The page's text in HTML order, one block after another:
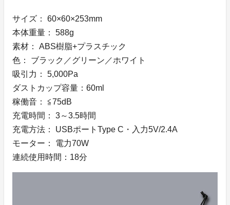
サイズ： 60×60×253mm
本体重量： 588g
素材： ABS樹脂+プラスチック
色： ブラック／グリーン／ホワイト
吸引力： 5,000Pa
ダストカップ容量：60ml
稼働音： ≦75dB
充電時間： 3～3.5時間
充電方法： USBポートType C・入力5V/2.4A
モーター： 電力70W
連続使用時間：18分